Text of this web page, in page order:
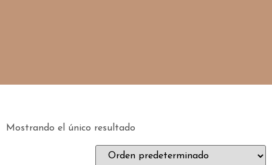
Mostrando el único resultado